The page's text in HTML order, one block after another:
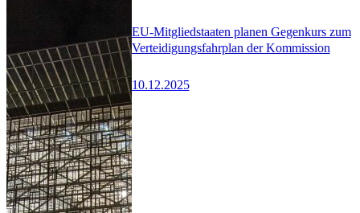
EU-Mitgliedstaaten planen Gegenkurs zum
Verteidigungsfahrplan der Kommission
10.12.2025